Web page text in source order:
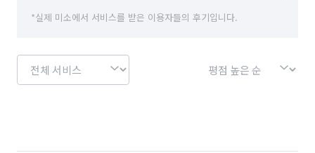
*실제 미소에서 서비스를 받은 이용자들의 후기입니다.